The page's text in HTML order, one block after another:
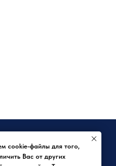
cookie-файлы для того,
Вас от других